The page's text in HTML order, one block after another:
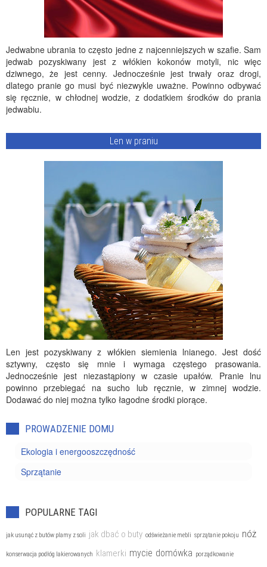
Jedwabne ubrania to często jedne z najcenniejszych w szafie. Sam
jedwab pozyskiwany jest z włókien kokonów motyli, nic więc
dziwnego, że jest cenny. Jednocześnie jest trwały oraz drogi,
dlatego pranie go musi być niezwykle uważne. Powinno odbywać
się ręcznie, w chłodnej wodzie, z dodatkiem środków do prania
jedwabiu.
Len w praniu
Len jest pozyskiwany z włókien siemienia lnianego. Jest dość
sztywny, często się mnie i wymaga częstego prasowania.
Jednocześnie jest niezastąpiony w czasie upałów. Pranie lnu
powinno przebiegać na sucho lub ręcznie, w zimnej wodzie.
Dodawać do niej można tylko łagodne środki piorące.
PROWADZENIE DOMU
Ekologia i energooszczędność
Sprzątanie
POPULARNE TAGI
jak usunąć z butów plamy z soli jak dbać o buty odświeżanie mebli sprzątanie pokoju nóż
konserwacja podłóg lakierowanych klamerki mycie domówka porządkowanie